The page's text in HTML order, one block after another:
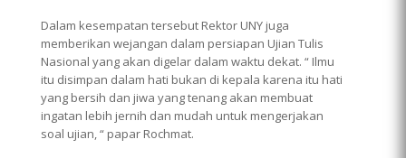
Dalam kesempatan tersebut Rektor UNY juga
memberikan wejangan dalam persiapan Ujian Tulis
Nasional yang akan digelar dalam waktu dekat. “ Ilmu
itu disimpan dalam hati bukan di kepala karena itu hati
yang bersih dan jiwa yang tenang akan membuat
ingatan lebih jernih dan mudah untuk mengerjakan
soal ujian, “ papar Rochmat.